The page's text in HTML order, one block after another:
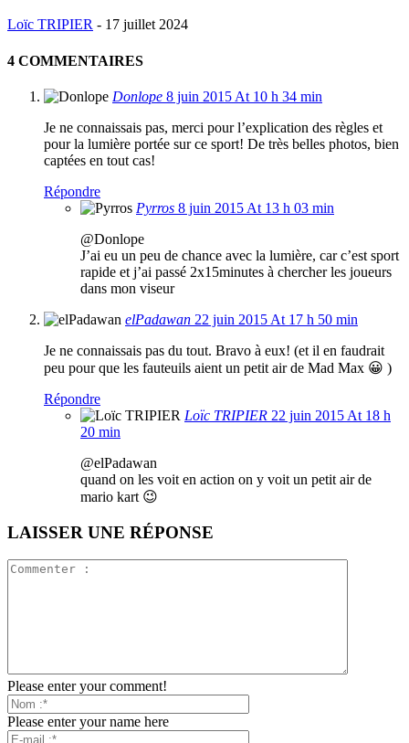
Loïc TRIPIER - 17 juillet 2024
4 COMMENTAIRES
Donlope 8 juin 2015 At 10 h 34 min
Je ne connaissais pas, merci pour l’explication des règles et
pour la lumière portée sur ce sport! De très belles photos, bien
captées en tout cas!
Répondre
Pyrros 8 juin 2015 At 13 h 03 min
@Donlope
J’ai eu un peu de chance avec la lumière, car c’est sport
rapide et j’ai passé 2x15minutes à chercher les joueurs
dans mon viseur
elPadawan 22 juin 2015 At 17 h 50 min
Je ne connaissais pas du tout. Bravo à eux! (et il en faudrait
peu pour que les fauteuils aient un petit air de Mad Max 😀 )
Répondre
Loïc TRIPIER 22 juin 2015 At 18 h
20 min
@elPadawan
quand on les voit en action on y voit un petit air de
mario kart 😉
LAISSER UNE RÉPONSE
Please enter your comment!
Please enter your name here